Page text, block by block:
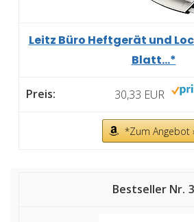
Leitz Büro Heftgerät und
Blatt...*
30,33 EUR
*Zum Angebot
3